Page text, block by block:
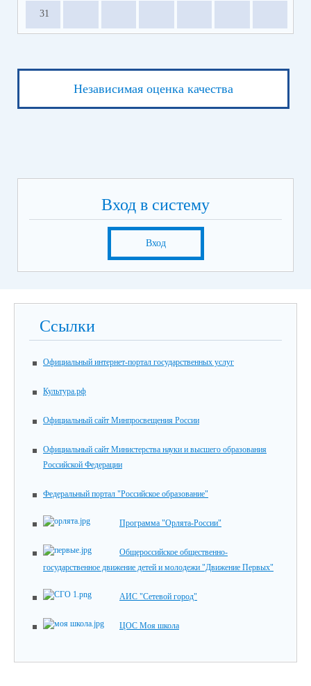
31
Независимая оценка качества
Вход в систему
Вход
Ссылки
Официальный интернет-портал государственных услуг
Культура.рф
Официальный сайт Минпросвещения России
Официальный сайт Министерства науки и высшего образования
Российской Федерации
Федеральный портал "Российское образование"
Программа "Орлята-России"
Общероссийское общественно-
государственное движение детей и молодежи "Движение Первых"
АИС "Сетевой город"
ЦОС Моя школа